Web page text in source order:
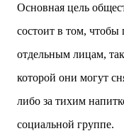
застройщиков
стремились
Основная цель
состоит в том,
отдельным лицам,
которой они могут
либо за тихим
социальной группе.